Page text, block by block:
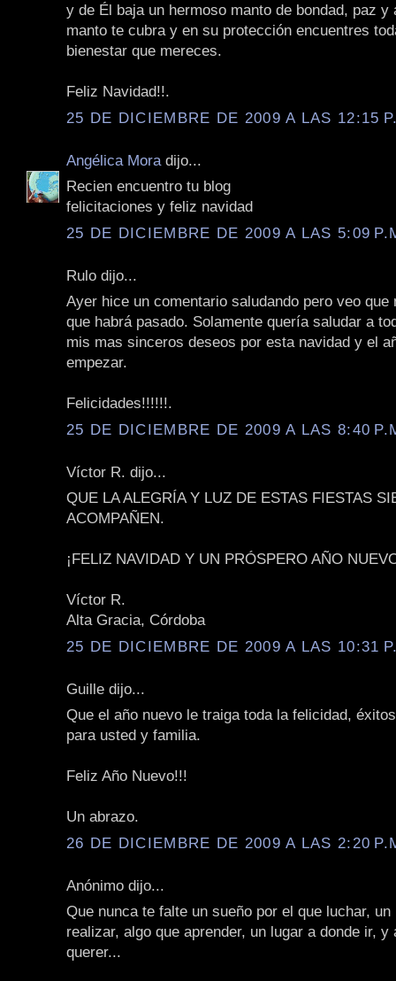
y de Él baja un hermoso manto de bondad, paz y
manto te cubra y en su protección encuentres
bienestar que mereces.
Feliz Navidad!!.
25 DE DICIEMBRE DE 2009 A LAS 12:15
Angélica Mora dijo...
Recien encuentro tu blog
felicitaciones y feliz navidad
25 DE DICIEMBRE DE 2009 A LAS 5:09
Rulo dijo...
Ayer hice un comentario saludando pero veo que
que habrá pasado. Solamente quería saludar a
mis mas sinceros deseos por esta navidad y el
empezar.
Felicidades!!!!!!.
25 DE DICIEMBRE DE 2009 A LAS 8:40
Víctor R. dijo...
QUE LA ALEGRÍA Y LUZ DE ESTAS FIESTAS
ACOMPAÑEN.
¡FELIZ NAVIDAD Y UN PRÓSPERO AÑO
Víctor R.
Alta Gracia, Córdoba
25 DE DICIEMBRE DE 2009 A LAS 10:31
Guille dijo...
Que el año nuevo le traiga toda la felicidad,
para usted y familia.
Feliz Año Nuevo!!!
Un abrazo.
26 DE DICIEMBRE DE 2009 A LAS 2:20
Anónimo dijo...
Que nunca te falte un sueño por el que luchar,
realizar, algo que aprender, un lugar a donde ir, y
querer...